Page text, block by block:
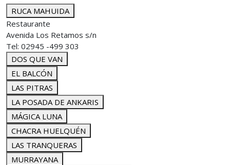
RUCA MAHUIDA
Restaurante
Avenida Los Retamos s/n
Tel: 02945 -499 303
DOS QUE VAN
EL BALCÓN
LAS PITRAS
LA POSADA DE ANKARIS
MÁGICA LUNA
CHACRA HUELQUÉN
LAS TRANQUERAS
MURRAYANA